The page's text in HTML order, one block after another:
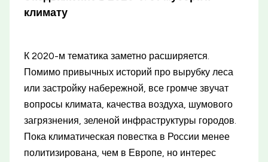
климату
К 2020-м тематика заметно расширяется.
Помимо привычных историй про вырубку леса
или застройку набережной, все громче звучат
вопросы климата, качества воздуха, шумового
загрязнения, зеленой инфраструктуры городов.
Пока климатическая повестка в России менее
политизирована, чем в Европе, но интерес